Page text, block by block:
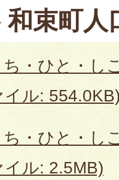
和束町人
・ひと・し
ル:
・ひと・し
ル: 2.5MB)